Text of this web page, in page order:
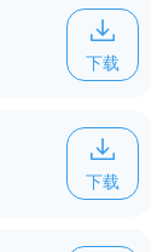
下载
下载